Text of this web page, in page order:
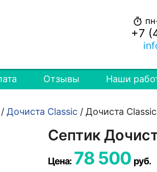
timer
+7
Отзывы Наши
/ Дочиста Classic / Дочиста
Септик
Цена: 78 500 руб.